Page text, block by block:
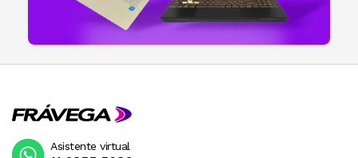
Asistente virtual